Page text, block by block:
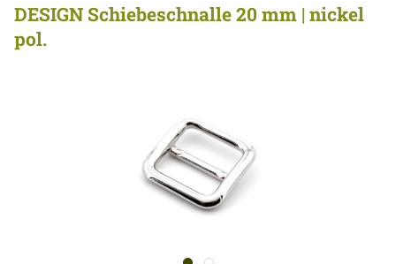
DESIGN Schiebeschnalle 20 mm | nickel
pol.